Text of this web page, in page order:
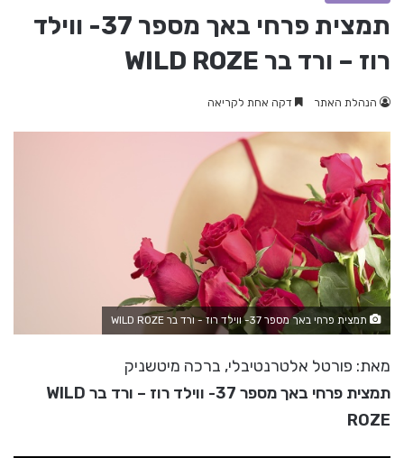
תמצית פרחי באך מספר 37- ווילד
רוז – ורד בר WILD ROZE
הנהלת האתר דקה אחת לקריאה
תמצית פרחי באך מספר 37- ווילד רוז - ורד בר WILD ROZE
מאת: פורטל אלטרנטיבלי, ברכה מיטשניק
תמצית פרחי באך מספר 37- ווילד רוז – ורד בר WILD
ROZE